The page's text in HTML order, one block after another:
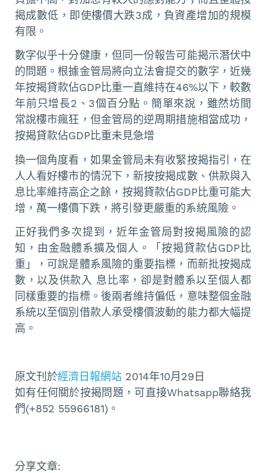
揭成數低，即使樓價大跌3成，負資產增加的規模
有限。
數字似乎十分健康，但同一份報告可能揭示潛伏中
的問題。根據金管局將向立法會提交的數字，近幾
年按揭貸款佔GDP比重一直維持在46%以下，較數
年前只增長2、3個百分點。簡單來說，雖然坊間
常說樓市瘋狂，但金管局的逆周期措施相當成功，
按揭貸款佔GDP比重未見急增
換一個角度看，如果金管局未有收緊按揭指引，在
人人看好樓市的情況下，新按按揭成數、供款與入
息比率維持高企之餘，按揭貸款佔GDP比重可能大
增，萬一樓價下跌，將引發更嚴重的系統風險。
正好我們多次提到，近年金管局對按揭風險的認
知，由金融體系擴及個人。「按揭貸款佔GDP比
重」，可說是體系風險的重要指標，而新批按揭成
數，以及供款入 息比率，卻是對體系以至個人都
同樣重要的指標。後兩者維持偏低，意味整個金融
系統以至個別借款人承受樓價波動的能力都大幅提
高。
原文刊於經濟日報網站 2014年10月29日
如有任何關於按揭問題，可直接Whatsapp聯絡我
們(+852 55966181)。
分享文章: